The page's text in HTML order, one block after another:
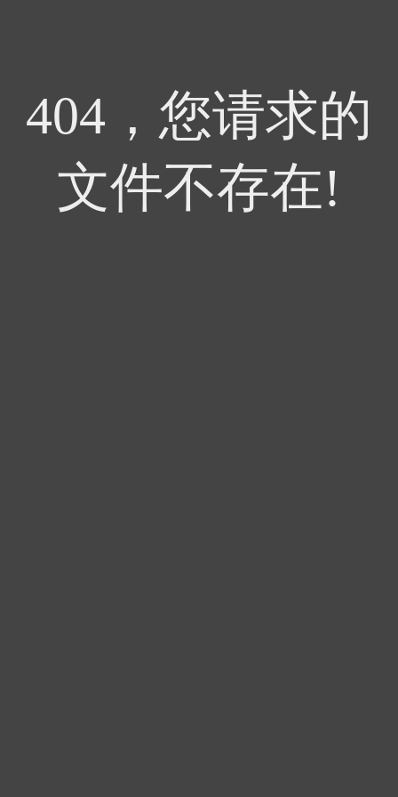
404，您请求的
文件不存在!